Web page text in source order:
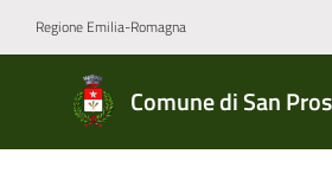
Regione Emilia-Romagna
Comune di San
Comune
di San
Prospero